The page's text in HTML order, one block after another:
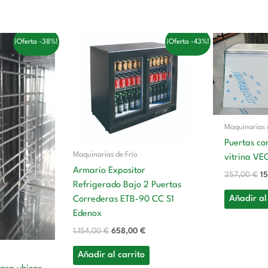
¡Oferta -38%!
€.
¡Oferta -43%!
Maquinarias de Frío
Armario Expositor
Refrigerado Bajo 2 Puertas
Correderas ETB-90 CC S1
Edenox
1.154,00€
precio
original
era:
1.154,00 €.
658,00 €
precio
actual
es:
658,00 €.
Añadir al carrito
Maquinarias
Puertas
vitrina
257,00€
El
Añadir